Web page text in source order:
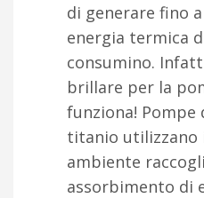
di generare fino
energia termica
consumino.
brillare per la
funziona! Pompe
titanio utilizzano
ambiente
assorbimento di